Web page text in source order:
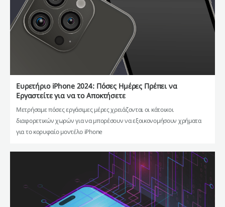
Ευρετήριο iPhone 2024: Πόσες Ημέρες Πρέπει να
Εργαστείτε για να το Αποκτήσετε
Μετρήσαμε πόσες εργάσιμες μέρες χρειάζονται οι κάτοικοι
διαφορετικών χωρών για να μπορέσουν να εξοικονομήσουν χρήματα
για το κορυφαίο μοντέλο iPhone